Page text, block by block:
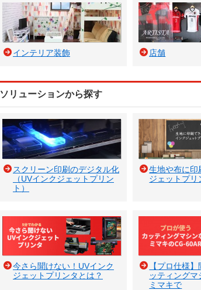
インテリア装飾 店舗
ソリューションから探す
スクリーン印刷のデジタル化
（UVインクジェットプリン
ト）
生地や布に印
ジェットプリ
今さら聞けない！UVインク
ジェットプリンタとは？
【プロ仕様
ッティング
ミマキで